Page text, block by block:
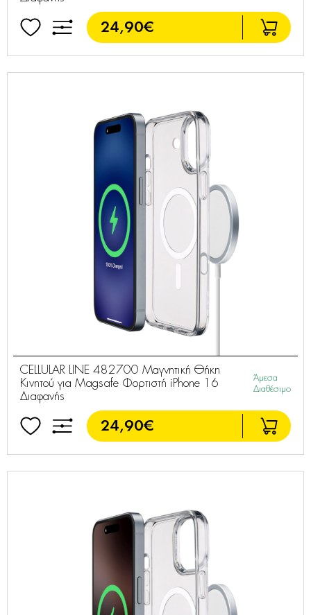
24,90€
CELLULAR LINE 482700 Μαγνητική Θήκη
Κινητού για Magsafe Φορτιστή iPhone 16
Διαφανής
Άμεσα
Διαθέσιμο
24,90€